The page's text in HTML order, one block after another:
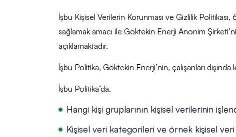
İşbu Kişisel Verilerin Korunması ve Gizlilik
sağlamak amacı ile Göktekin Enerji Anonim
açıklamaktadır.
İşbu Politika, Göktekin Enerji’nin, çalışanları
İşbu Politika’da,
Hangi kişi gruplarının kişisel verilerinin
Kişisel veri kategorileri ve örnek kişisel